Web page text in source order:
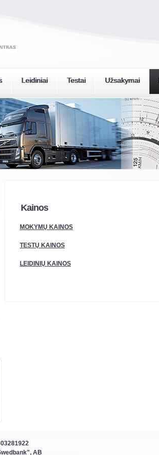
Leidiniai Testai Užsakymai
Kainos
MOKYMŲ KAINOS
TESTŲ KAINOS
LEIDINIŲ KAINOS
AB